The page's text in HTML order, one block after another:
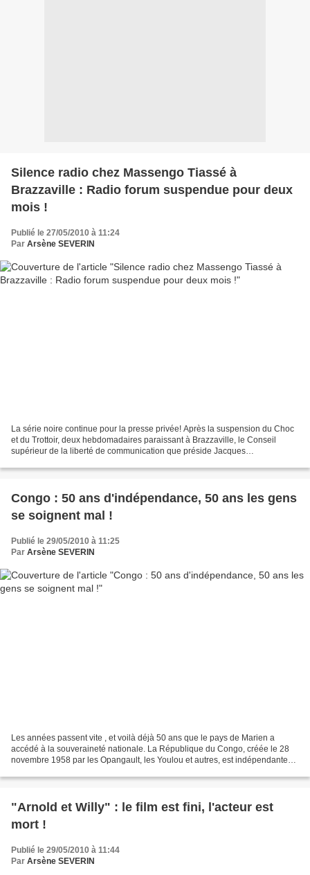
Silence radio chez Massengo Tiassé à
Brazzaville : Radio forum suspendue pour deux
mois !
Publié le 27/05/2010 à 11:24
Par Arsène SEVERIN
La série noire continue pour la presse privée! Après la suspension du Choc
et du Trottoir, deux hebdomadaires paraissant à Brazzaville, le Conseil
supérieur de la liberté de communication que préside Jacques
Congo : 50 ans d'indépendance, 50 ans les gens
se soignent mal !
Publié le 29/05/2010 à 11:25
Par Arsène SEVERIN
Les années passent vite , et voilà déjà 50 ans que le pays de Marien a
accédé à la souveraineté nationale. La République du Congo, créée le 28
novembre 1958 par les Opangault, les Youlou et autres, est indépendante
"Arnold et Willy" : le film est fini, l'acteur est
mort !
Publié le 29/05/2010 à 11:44
Par Arsène SEVERIN